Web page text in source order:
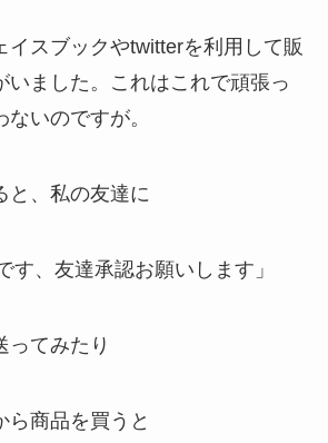
イスブックやtwitterを利用して販
いました。これはこれで頑張っ
いのですが。
と、私の友達に
す、友達承認お願いします」
ってみたり
商品を買うと